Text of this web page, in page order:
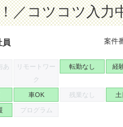
／コツコツ入力
案件
員
あ
リモートワー
ク
転勤なし 経
車OK 残業なし
プログラム